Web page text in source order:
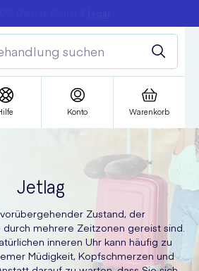
Konto Warenkorb
Jetlag
Zustand, der
mehrere Zeitzonen gereist sind.
inneren Uhr kann häufig zu
Müdigkeit, Kopfschmerzen und